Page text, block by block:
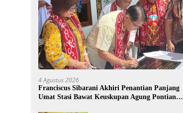
4 Agustus 2026
Franciscus Sibarani Akhiri Penantian Panjang
Umat Stasi Bawat Keuskupan Agung Pontianak,